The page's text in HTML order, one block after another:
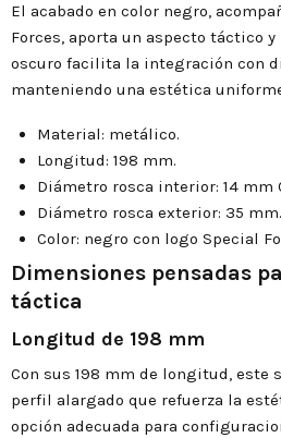
El acabado en color negro,
Forces, aporta un aspecto táctico
oscuro facilita la integración con
manteniendo una estética
Material: metálico.
Longitud: 198 mm.
Diámetro rosca interior: 14 mm
Diámetro rosca exterior: 35 mm.
Color: negro con logo Special
Dimensiones pensadas
táctica
Longitud de 198 mm
Con sus 198 mm de longitud, este
perfil alargado que refuerza la
opción adecuada para